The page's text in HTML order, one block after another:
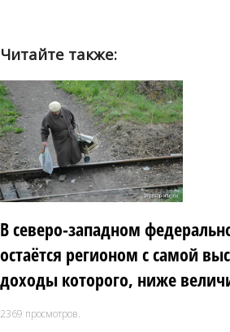
Читайте также:
В северо-западном
остаётся регионом с самой
доходы которого, ниже
2369 просмотров.